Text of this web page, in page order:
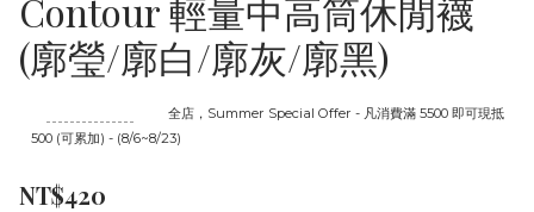
Contour 輕量中高筒休閒襪
(廓瑩/廓白/廓灰/廓黑)
全店，Summer Special Offer - 凡消費滿 5500 即可現抵
500 (可累加) - (8/6~8/23)
NT$420